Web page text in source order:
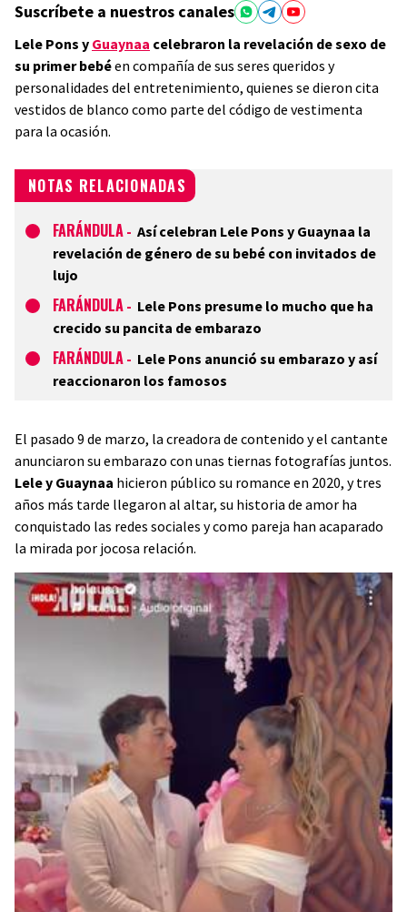
Suscríbete a nuestros canales
Lele Pons y Guaynaa celebraron la revelación de sexo de
su primer bebéen compañía de sus seres queridos y
personalidades del entretenimiento, quienes se dieron cita
vestidos de blanco como parte del código de vestimenta
para la ocasión.
NOTAS RELACIONADAS
FARÁNDULA - Así celebran Lele Pons y Guaynaa la
revelación de género de su bebé con invitados de
lujo
FARÁNDULA - Lele Pons presume lo mucho que ha
crecido su pancita de embarazo
FARÁNDULA - Lele Pons anunció su embarazo y así
reaccionaron los famosos
El pasado 9 de marzo, la creadora de contenido y el cantante
anunciaron su embarazo con unas tiernas fotografías juntos.
Lele y Guaynaa hicieron público su romance en 2020, y tres
años más tarde llegaron al altar, su historia de amor ha
conquistado las redes sociales y como pareja han acaparado
la mirada por jocosa relación.